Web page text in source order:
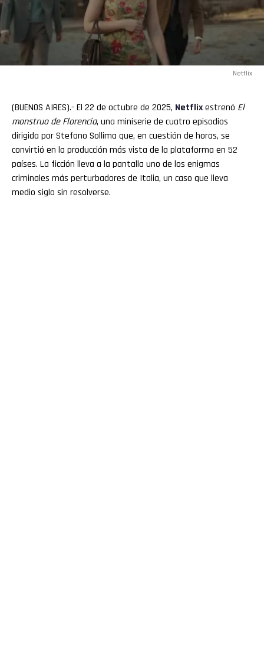
Netflix
(BUENOS AIRES).- El 22 de octubre de 2025, Netflixestrenó El
monstruo de Florencia, una miniserie de cuatro episodios
dirigida por Stefano Sollima que, en cuestión de horas, se
convirtió en la producción más vista de la plataforma en 52
países. La ficción lleva a la pantalla uno de los enigmas
criminales más perturbadores de Italia, un caso que lleva
medio siglo sin resolverse.